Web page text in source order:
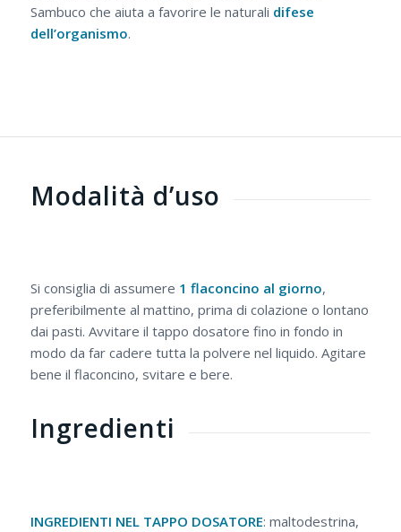
Sambuco che aiuta a favorire le naturali difese
dell’organismo.
Modalità d’uso
Si consiglia di assumere 1 flaconcino al giorno,
preferibilmente al mattino, prima di colazione o lontano
dai pasti. Avvitare il tappo dosatore fino in fondo in
modo da far cadere tutta la polvere nel liquido. Agitare
bene il flaconcino, svitare e bere.
Ingredienti
INGREDIENTI NEL TAPPO DOSATORE: maltodestrina,